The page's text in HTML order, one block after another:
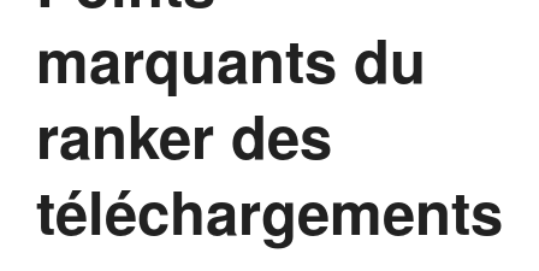
marquants du
ranker des
téléchargements